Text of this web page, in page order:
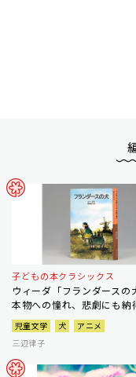
子どもの本クラシックス
ウィーダ「フランダース
本物への憧れ、悲劇にも納
児童文学 犬
アニメ
三辺律子